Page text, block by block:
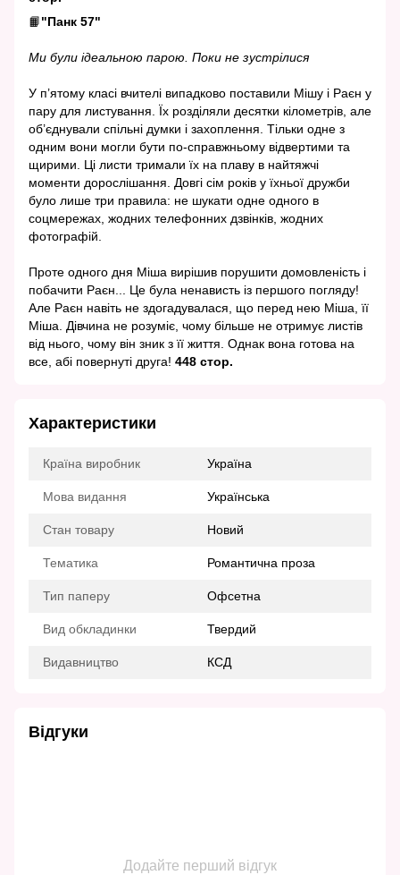
📙"Панк 57"
Ми були ідеальною парою. Поки не зустрілися
У п’ятому класі вчителі випадково поставили Мішу і Раєн у
пару для листування. Їх розділяли десятки кілометрів, але
об’єднували спільні думки і захоплення. Тільки одне з
одним вони могли бути по-справжньому відвертими та
щирими. Ці листи тримали їх на плаву в найтяжчі
моменти дорослішання. Довгі сім років у їхньої дружби
було лише три правила: не шукати одне одного в
соцмережах, жодних телефонних дзвінків, жодних
фотографій.
Проте одного дня Міша вирішив порушити домовленість і
побачити Раєн... Це була ненависть із першого погляду!
Але Раєн навіть не здогадувалася, що перед нею Міша, її
Міша. Дівчина не розуміє, чому більше не отримує листів
від нього, чому він зник з її життя. Однак вона готова на
все, абі повернуті друга! 448 стор.
Характеристики
Країна виробник Україна
Мова видання Українська
Стан товару Новий
Тематика Романтична проза
Тип паперу Офсетна
Вид обкладинки Твердий
Видавництво КСД
Відгуки
Додайте перший відгук